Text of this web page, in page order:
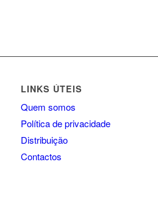
LINKS ÚTEIS
Quem somos
Política de privacidade
Distribuição
Contactos